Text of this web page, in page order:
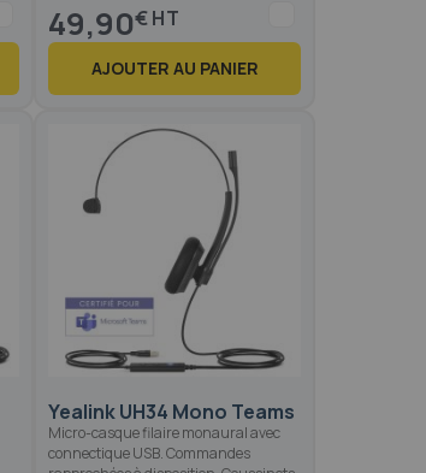
49,90€
AJOUTER AU PANIER
Yealink UH34 Mono Teams
Micro-casque filaire monaural avec
connectique USB. Commandes